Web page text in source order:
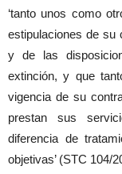
‘tanto unos como
estipulaciones de su
y de las
extinción, y que
vigencia de su
prestan sus
diferencia de
objetivas’ (STC 104/